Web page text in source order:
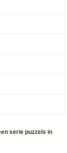
serie puzzels in